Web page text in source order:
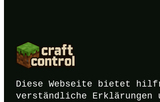
Diese Webseite bietet
verständliche